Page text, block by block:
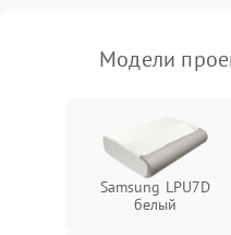
Модели
Samsung LPU7D
белый